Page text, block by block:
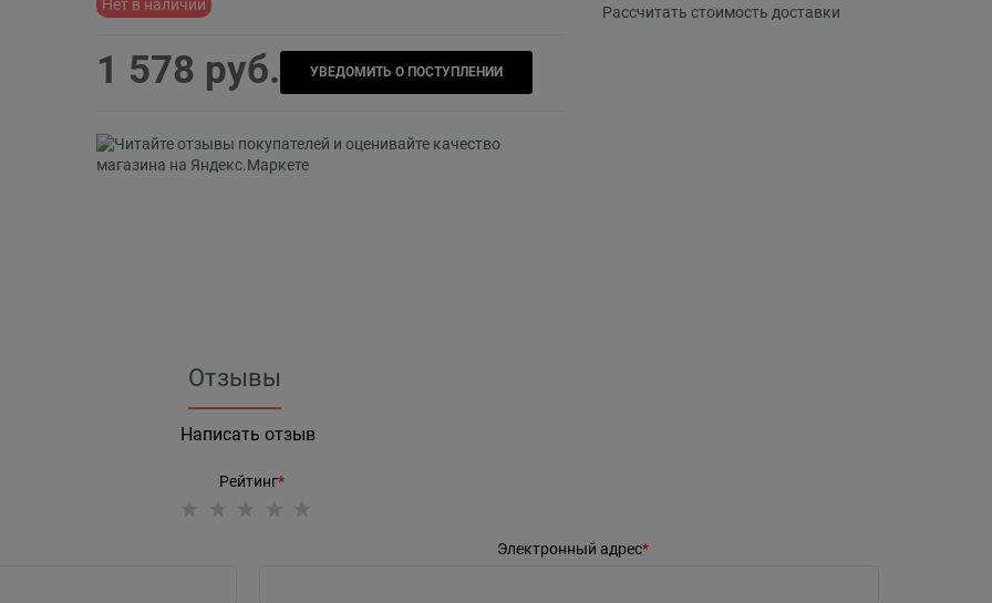
Нет в наличии
1 578 руб. УВЕДОМИТЬ О ПОСТУПЛЕНИИ
Рассчитать стоимость доставки
Отзывы
Написать отзыв
Рейтинг
Электронный адрес